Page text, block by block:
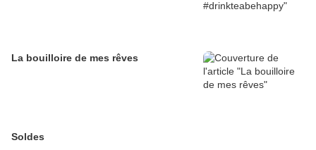
La bouilloire de mes rêves
Soldes